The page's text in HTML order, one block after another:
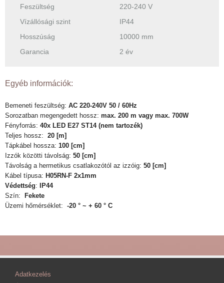
Feszültség
220-240 V
Vízállósági szint
IP44
Hosszúság
10000 mm
Garancia
2 év
Egyéb információk:
Bemeneti feszültség: AC 220-240V 50 / 60Hz
Sorozatban megengedett hossz: max. 200 m vagy max. 700W
Fényforrás: 40x LED E27 ST14 (nem tartozék)
Teljes hossz: 20 [m]
Tápkábel hossza: 100 [cm]
Izzók közötti távolság: 50 [cm]
Távolság a hermetikus csatlakozótól az izzóig: 50 [cm]
Kábel típusa: H05RN-F 2x1mm
Védettség: IP44
Szín: Fekete
Üzemi hőmérséklet: -20 ° ~ + 60 ° C
Adatkezelés